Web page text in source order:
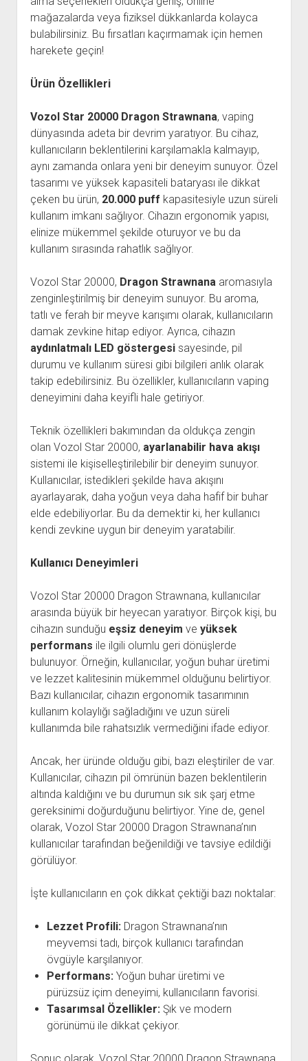
mağazalarda veya fiziksel dükkanlarda kolayca
bulabilirsiniz. Bu fırsatları kaçırmamak için hemen
harekete geçin!
Ürün Özellikleri
Vozol Star 20000 Dragon Strawnana, vaping
dünyasında adeta bir devrim yaratıyor. Bu cihaz,
kullanıcıların beklentilerini karşılamakla kalmayıp,
aynı zamanda onlara yeni bir deneyim sunuyor. Özel
tasarımı ve yüksek kapasiteli bataryası ile dikkat
çeken bu ürün, 20.000 puff kapasitesiyle uzun süreli
kullanım imkanı sağlıyor. Cihazın ergonomik yapısı,
elinize mükemmel şekilde oturuyor ve bu da
kullanım sırasında rahatlık sağlıyor.
Vozol Star 20000, Dragon Strawnanaaromasıyla
zenginleştirilmiş bir deneyim sunuyor. Bu aroma,
tatlı ve ferah bir meyve karışımı olarak, kullanıcıların
damak zevkine hitap ediyor. Ayrıca, cihazın
aydınlatmalı LED göstergesisayesinde, pil
durumu ve kullanım süresi gibi bilgileri anlık olarak
takip edebilirsiniz. Bu özellikler, kullanıcıların vaping
deneyimini daha keyifli hale getiriyor.
Teknik özellikleri bakımından da oldukça zengin
olan Vozol Star 20000, ayarlanabilir hava akışı
sistemi ile kişiselleştirilebilir bir deneyim sunuyor.
Kullanıcılar, istedikleri şekilde hava akışını
ayarlayarak, daha yoğun veya daha hafif bir buhar
elde edebiliyorlar. Bu da demektir ki, her kullanıcı
kendi zevkine uygun bir deneyim yaratabilir.
Kullanıcı Deneyimleri
Vozol Star 20000 Dragon Strawnana, kullanıcılar
arasında büyük bir heyecan yaratıyor. Birçok kişi, bu
cihazın sunduğu eşsiz deneyim ve yüksek
performans ile ilgili olumlu geri dönüşlerde
bulunuyor. Örneğin, kullanıcılar, yoğun buhar üretimi
ve lezzet kalitesinin mükemmel olduğunu belirtiyor.
Bazı kullanıcılar, cihazın ergonomik tasarımının
kullanım kolaylığı sağladığını ve uzun süreli
kullanımda bile rahatsızlık vermediğini ifade ediyor.
Ancak, her üründe olduğu gibi, bazı eleştiriler de var.
Kullanıcılar, cihazın pil ömrünün bazen beklentilerin
altında kaldığını ve bu durumun sık sık şarj etme
gereksinimi doğurduğunu belirtiyor. Yine de, genel
olarak, Vozol Star 20000 Dragon Strawnana’nın
kullanıcılar tarafından beğenildiği ve tavsiye edildiği
görülüyor.
İşte kullanıcıların en çok dikkat çektiği bazı noktalar:
Lezzet Profili:Dragon Strawnana’nın
meyvemsi tadı, birçok kullanıcı tarafından
övgüyle karşılanıyor.
Performans:Yoğun buhar üretimi ve
pürüzsüz içim deneyimi, kullanıcıların favorisi.
Tasarımsal Özellikler:Şık ve modern
görünümü ile dikkat çekiyor.